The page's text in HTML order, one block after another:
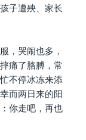
子遭殃、家长
，哭闹也多，
痛了胳膊，常
不停冰冻来添
而两日来的阳
你走吧，再也